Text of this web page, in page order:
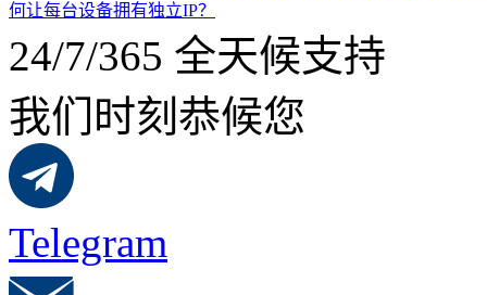
何让每台设备拥有独立IP？
24/7/365 全天候支持
我们时刻恭候您
Telegram